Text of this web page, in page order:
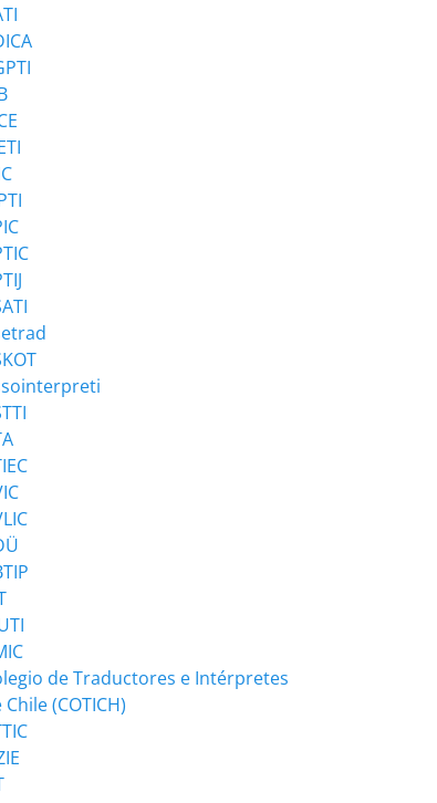
de Traductores e Intérpretes
Chile (COTICH)